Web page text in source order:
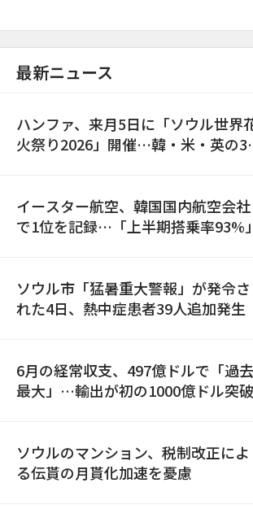
最新ニュース
ハンファ、来月5日に「ソウル世界
火祭り2026」開催…韓・米・英の3
イースター航空、韓国国内航空会社
で1位を記録…「上半期搭乗率93%」
ソウル市「猛暑重大警報」が発令さ
れた4日、熱中症患者39人追加発生
6月の経常収支、497億ドルで「過去
最大」…輸出が初の1000億ドル突破
ソウルのマンション、税制改正によ
る伝貰の月貰化加速を憂慮